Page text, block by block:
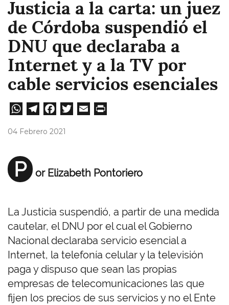
Justicia a la carta: un juez
de Córdoba suspendió el
DNU que declaraba a
Internet y a la TV por
cable servicios esenciales
W
A
pp
Te
m
Fa
04 Febrero 2021
P or Elizabeth Pontoriero
La Justicia suspendió, a partir de una medida
cautelar, el DNU por el cual el Gobierno
Nacional declaraba servicio esencial a
Internet, la telefonía celular y la televisión
paga y dispuso que sean las propias
empresas de telecomunicaciones las que
fijen los precios de sus servicios y no el Ente